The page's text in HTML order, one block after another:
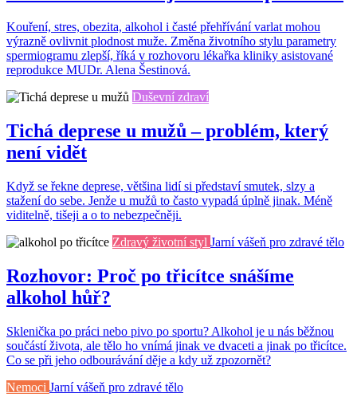
Kouření, stres, obezita, alkohol i časté přehřívání varlat mohou
výrazně ovlivnit plodnost muže. Změna životního stylu parametry
spermiogramu zlepší, říká v rozhovoru lékařka kliniky asistované
reprodukce MUDr. Alena Šestinová.
Duševní zdraví
Tichá deprese u mužů – problém, který
není vidět
Když se řekne deprese, většina lidí si představí smutek, slzy a
stažení do sebe. Jenže u mužů to často vypadá úplně jinak. Méně
viditelně, tišeji a o to nebezpečněji.
Zdravý životní styl Jarní vášeň pro zdravé tělo
Rozhovor: Proč po třicítce snášíme
alkohol hůř?
Sklenička po práci nebo pivo po sportu? Alkohol je u nás běžnou
součástí života, ale tělo ho vnímá jinak ve dvaceti a jinak po třicítce.
Co se při jeho odbourávání děje a kdy už zpozornět?
Nemoci Jarní vášeň pro zdravé tělo